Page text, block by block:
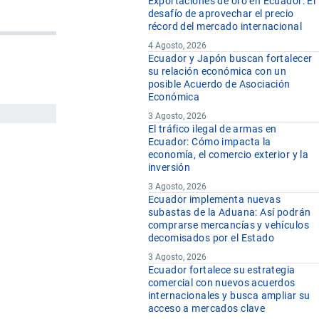
desafío de aprovechar el precio
récord del mercado internacional
4 Agosto, 2026
Ecuador y Japón buscan fortalecer
su relación económica con un
posible Acuerdo de Asociación
Económica
3 Agosto, 2026
El tráfico ilegal de armas en
Ecuador: Cómo impacta la
economía, el comercio exterior y la
inversión
3 Agosto, 2026
Ecuador implementa nuevas
subastas de la Aduana: Así podrán
comprarse mercancías y vehículos
decomisados por el Estado
3 Agosto, 2026
Ecuador fortalece su estrategia
comercial con nuevos acuerdos
internacionales y busca ampliar su
acceso a mercados clave